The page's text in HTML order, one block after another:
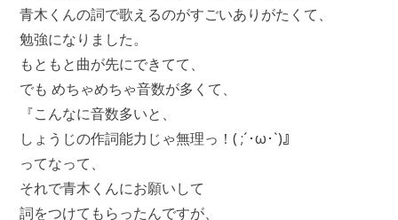
青木くんの詞で歌えるのがすごいありがたくて、
勉強になりました。
もともと曲が先にできてて、
でも めちゃめちゃ音数が多くて、
『こんなに音数多いと、
しょうじの作詞能力じゃ無理っ！( ;´･ω･`)』
ってなって、
それで青木くんにお願いして
詞をつけてもらったんですが、